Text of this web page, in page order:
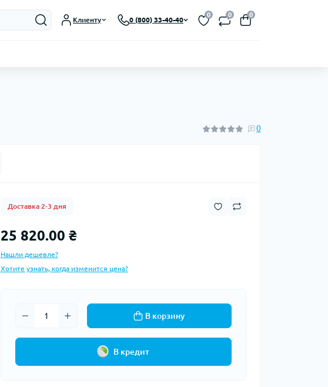
Клиенту 0 (800) 33-40-40
0 0 0
0
Доставка 2-3 дня
25 820.00 ₴
Нашли дешевле?
Хотите узнать, когда изменится цена?
В корзину
В кредит
UA
Закрыть